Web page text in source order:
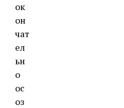
ок
он
чат
ел
ьн
о
ос
оз